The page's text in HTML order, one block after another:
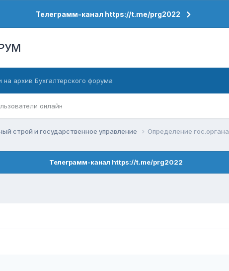
Телеграмм-канал https://t.me/prg2022
онлайн
на архив Бухгалтерского форума
строй и государственное управление Определение гос.органа
Телеграмм-канал https://t.me/prg2022